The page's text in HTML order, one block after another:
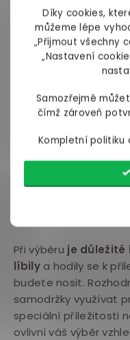
Díky cookies,
můžeme lépe
„Přijmout všechny
„Nastavení
Samozřejmě
čímž zároveň
Kompletní politiku
Samodržící
jako je nylon,
Zvolte materiál,
který je vhodný pro
nosit.
Mrkněte se na
drží na nohácha
pásky, díky kterým
dostatečně
šněrování, které
Při výběru je důležité
líbilya hodily se k
budete nosit.
samodržky využívat
speciální příležitosti
ovlivní váš výběr